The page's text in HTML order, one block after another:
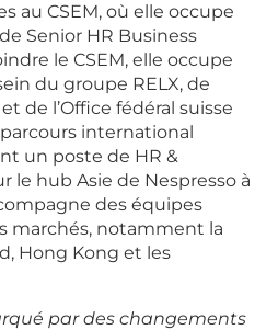
au CSEM, où elle occupe
Senior HR Business
le CSEM, elle occupe
du groupe RELX, de
de l’Office fédéral suisse
international
un poste de HR &
le hub Asie de Nespresso à
des équipes
marchés, notamment la
Hong Kong et les
par des changements